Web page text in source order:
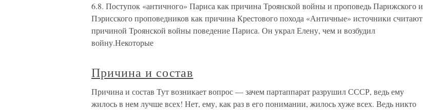
6.8. Поступок «античного» Париса как причина Троянской войны и проповедь Парижского и
Пэрисского проповедников как причина Крестового похода «Античные» источники считают
причиной Троянской войны поведение Париса. Он украл Елену, чем и возбудил
войну.Некоторые
Причина и состав
Причина и состав Тут возникает вопрос — зачем партаппарат разрушил СССР, ведь ему
жилось в нем лучше всех! Нет, ему, как раз в его понимании, жилось хуже всех. Ведь никто